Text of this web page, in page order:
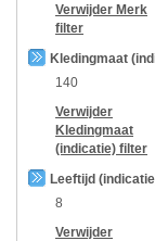
Verwijder Merk
filter
Kledingmaat
140
Verwijder
Kledingmaat
(indicatie) filter
Leeftijd
8
Verwijder